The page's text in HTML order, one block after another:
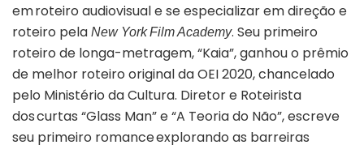
em roteiro audiovisual e se especializar em direção e
roteiro pela New York Film Academy. Seu primeiro
roteiro de longa-metragem, “Kaia”, ganhou o prêmio
de melhor roteiro original da OEI 2020, chancelado
pelo Ministério da Cultura. Diretor e Roteirista
dos curtas “Glass Man” e “A Teoria do Não”, escreve
seu primeiro romance explorando as barreiras